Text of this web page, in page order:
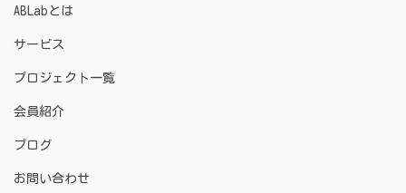
ABLabとは
サービス
プロジェクト一覧
会員紹介
ブログ
お問い合わせ